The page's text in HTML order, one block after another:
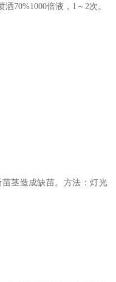
70%1000倍液，1～2次。
茎造成缺苗。方法：灯光